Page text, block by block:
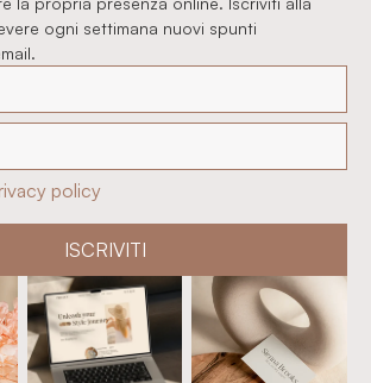
ogni settimana nuovi spunti
policy
ISCRIVITI